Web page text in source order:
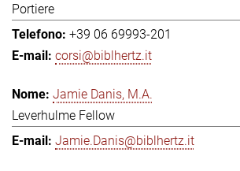
Portiere
+39 06 69993-201
corsi@biblhertz.it
Jamie Danis, M.A.
Leverhulme Fellow
Jamie.Danis@biblhertz.it